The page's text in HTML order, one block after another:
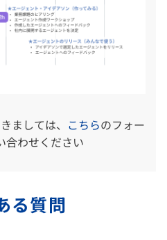
ましては、 こちらのフォー
合わせください
る質問